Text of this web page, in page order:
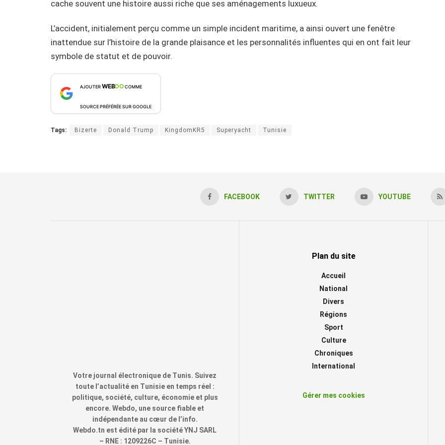
cache souvent une histoire aussi riche que ses aménagements luxueux.
L’accident, initialement perçu comme un simple incident maritime, a ainsi ouvert une fenêtre
inattendue sur l’histoire de la grande plaisance et les personnalités influentes qui en ont fait leur
symbole de statut et de pouvoir.
AJOUTERWEBDOCOMME
SOURCE PRÉFÉRÉE SUR GOOGLE
Tags: Bizerte Donald Trump KingdomKR5 Superyacht Tunisie
FACEBOOK TWITTER YOUTUBE
Votre journal électronique de Tunis. Suivez
toute l’actualité en Tunisie en temps réel :
politique, société, culture, économie et plus
encore. Webdo, une source fiable et
indépendante au cœur de l’info.
Webdo.tn est édité par la société YNJ SARL
– RNE : 1209226C – Tunisie.
Plan du site
Accueil
National
Divers
Régions
Sport
Culture
Chroniques
International
Gérer mes cookies